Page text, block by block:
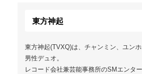
東方神起
東方神起(TVXQ)は、チャンミン、ユン
男性デュオ。
レコード会社兼芸能事務所のSMエンタ